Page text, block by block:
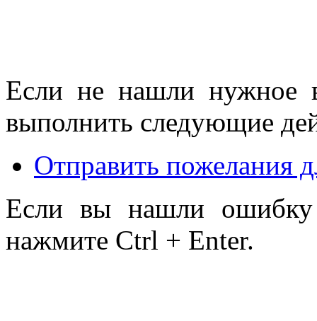
Если не нашли нужное
выполнить следующие
Отправить пожелания
Если вы нашли ошибку
нажмите Ctrl + Enter.